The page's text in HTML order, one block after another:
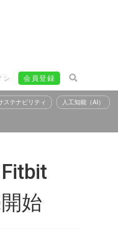
ン 会員登録
ステナビリティ 人工知能（AI）
始